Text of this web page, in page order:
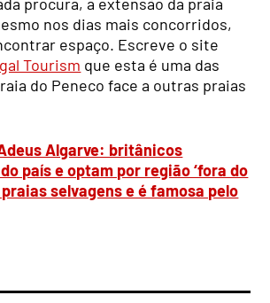
nos dias mais concorridos,
espaço. Escreve o site
Tourism que esta é uma das
do Peneco face a outras praias
Algarve: britânicos
do país e optam por região ‘fora do
selvagens e é famosa pelo